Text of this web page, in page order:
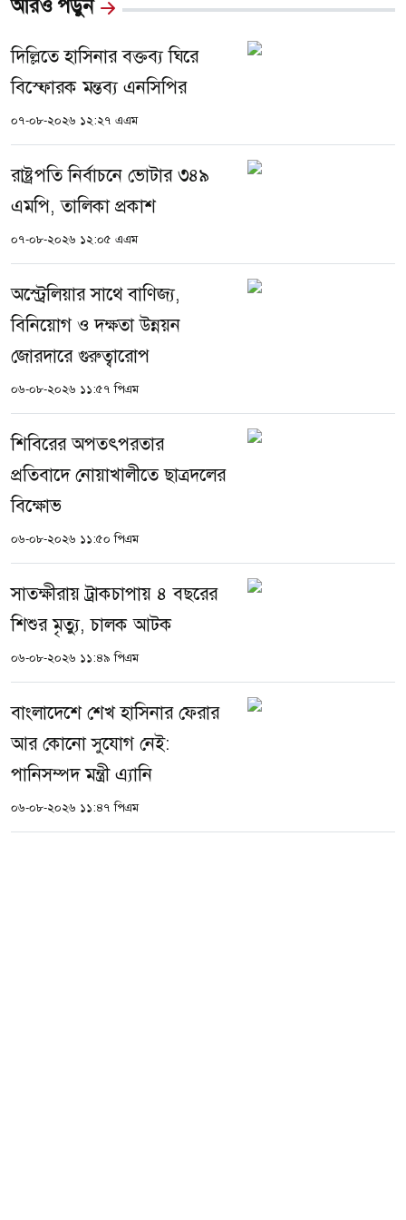
আরও পড়ুন
দিল্লিতে হাসিনার বক্তব্য ঘিরে
বিস্ফোরক মন্তব্য এনসিপির
০৭-০৮-২০২৬ ১২:২৭ এএম
রাষ্ট্রপতি নির্বাচনে ভোটার ৩৪৯
এমপি, তালিকা প্রকাশ
০৭-০৮-২০২৬ ১২:০৫ এএম
অস্ট্রেলিয়ার সাথে বাণিজ্য,
বিনিয়োগ ও দক্ষতা উন্নয়ন
জোরদারে গুরুত্বারোপ
০৬-০৮-২০২৬ ১১:৫৭ পিএম
শিবিরের অপতৎপরতার
প্রতিবাদে নোয়াখালীতে ছাত্রদলের
বিক্ষোভ
০৬-০৮-২০২৬ ১১:৫০ পিএম
সাতক্ষীরায় ট্রাকচাপায় ৪ বছরের
শিশুর মৃত্যু, চালক আটক
০৬-০৮-২০২৬ ১১:৪৯ পিএম
বাংলাদেশে শেখ হাসিনার ফেরার
আর কোনো সুযোগ নেই:
পানিসম্পদ মন্ত্রী এ্যানি
০৬-০৮-২০২৬ ১১:৪৭ পিএম